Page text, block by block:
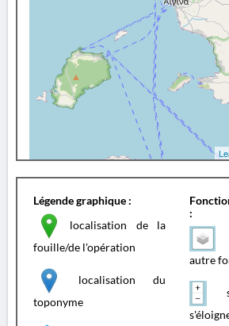
Légende graphique :
localisation de la
fouille/de l'opération
localisation du
toponyme
:
autre